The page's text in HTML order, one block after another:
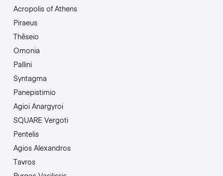
Acropolis of Athens
Piraeus
Thēseio
Omonia
Pallini
Syntagma
Panepistimio
Agioi Anargyroi
SQUARE Vergoti
Pentelis
Agios Alexandros
Tavros